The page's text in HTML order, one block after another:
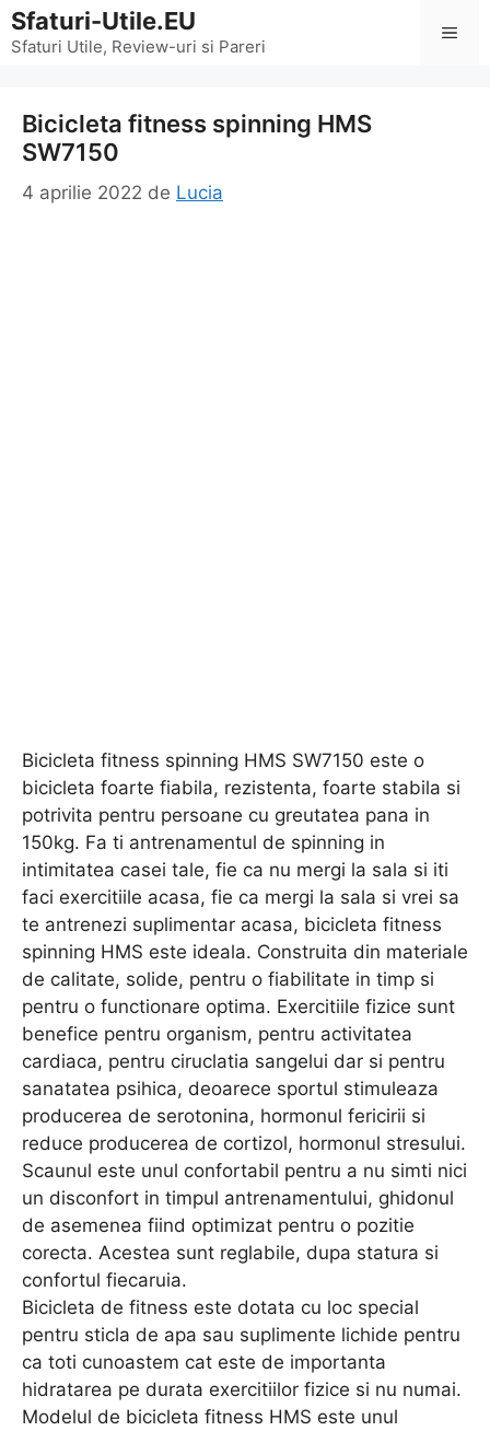
Sari
la
Sfaturi-Utile.EU
Sfaturi Utile, Review-uri si Pareri
Bicicleta fitness spinning HMS
SW7150
4 aprilie 2022 de Lucia
Bicicleta fitness spinning HMS SW7150 este o
bicicleta foarte fiabila, rezistenta, foarte stabila si
potrivita pentru persoane cu greutatea pana in
150kg. Fa ti antrenamentul de spinning in
intimitatea casei tale, fie ca nu mergi la sala si iti
faci exercitiile acasa, fie ca mergi la sala si vrei sa
te antrenezi suplimentar acasa, bicicleta fitness
spinning HMS este ideala. Construita din materiale
de calitate, solide, pentru o fiabilitate in timp si
pentru o functionare optima. Exercitiile fizice sunt
benefice pentru organism, pentru activitatea
cardiaca, pentru ciruclatia sangelui dar si pentru
sanatatea psihica, deoarece sportul stimuleaza
producerea de serotonina, hormonul fericirii si
reduce producerea de cortizol, hormonul stresului.
Scaunul este unul confortabil pentru a nu simti nici
un disconfort in timpul antrenamentului, ghidonul
de asemenea fiind optimizat pentru o pozitie
corecta. Acestea sunt reglabile, dupa statura si
confortul fiecaruia.
Bicicleta de fitness este dotata cu loc special
pentru sticla de apa sau suplimente lichide pentru
ca toti cunoastem cat este de importanta
hidratarea pe durata exercitiilor fizice si nu numai.
Modelul de bicicleta fitness HMS este unul